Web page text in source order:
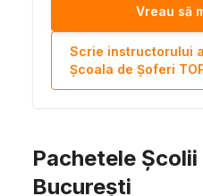
Vreau să
Scrie instructorului
Școala de Șoferi
Pachetele
București